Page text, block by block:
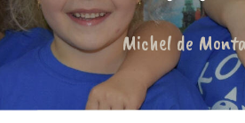
Michel de